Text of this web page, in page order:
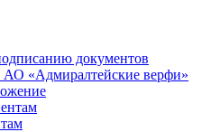
документов
АО «Адмиралтейские верфи»